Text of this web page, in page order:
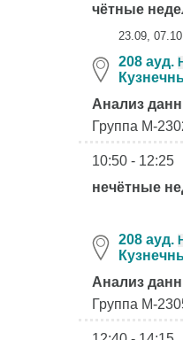
чётные
23.09,
208 ауд.
Анализ
Группа М-
10:50 - 12:25
нечётные
208 ауд.
Анализ
Группа М-